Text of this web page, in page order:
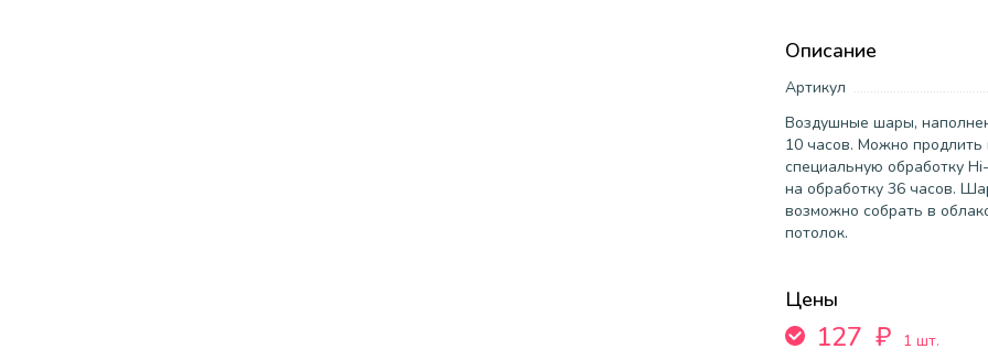
Описание
Артикул
Воздушные шары,
10 часов. Можно продлить
специальную обработку
на обработку 36 часов.
возможно собрать в
потолок.
Цены
127 ₽ 1 шт.